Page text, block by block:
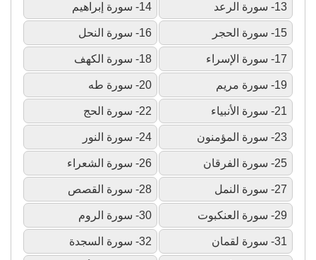
13- سورة الرعد 14- سورة إبراهيم
15- سورة الحجر 16- سورة النحل
17- سورة الإسراء 18- سورة الكهف
19- سورة مريم 20- سورة طه
21- سورة الأنبياء 22- سورة الحج
23- سورة المؤمنون 24- سورة النور
25- سورة الفرقان 26- سورة الشعراء
27- سورة النمل 28- سورة القصص
29- سورة العنكبوت 30- سورة الروم
31- سورة لقمان 32- سورة السجدة